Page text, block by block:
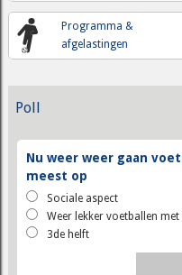
Programma &
afgelastingen
Poll
Nu weer weer gaan
meest op
Sociale aspect
Weer lekker voetballen met
3de helft